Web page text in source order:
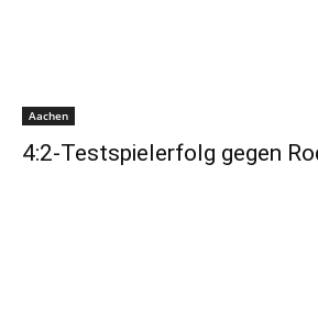
Aachen
4:2-Testspielerfolg gegen